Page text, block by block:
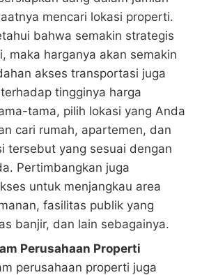
mencari lokasi properti.
bahwa semakin strategis
maka harganya akan semakin
akses transportasi juga
tingginya harga
tama, pilih lokasi yang Anda
cari rumah, apartemen, dan
tersebut yang sesuai dengan
Pertimbangkan juga
untuk menjangkau area
fasilitas publik yang
banjir, dan lain sebagainya.
Perusahaan Properti
perusahaan properti juga